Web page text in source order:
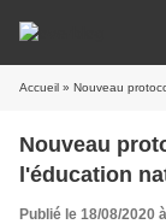
Accueil » Nouveau
Nouveau
l'éducation
Publié le 18/08/2020